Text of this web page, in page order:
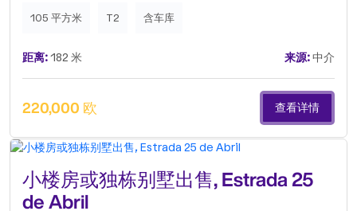
105 平方米 T2 含车库
距离:182 米 来源:中介
220,000 欧 查看详情
小楼房或独栋别墅出售, Estrada 25
de Abril